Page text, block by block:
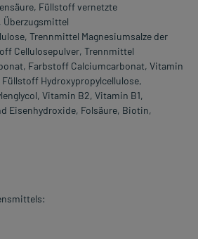
Füllstoff vernetzte
Überzugsmittel
Trennmittel Magnesiumsalze der
Cellulosepulver, Trennmittel
Farbstoff Calciumcarbonat, Vitamin
Hydroxypropylcellulose,
Vitamin B2, Vitamin B1,
Eisenhydroxide, Folsäure, Biotin,